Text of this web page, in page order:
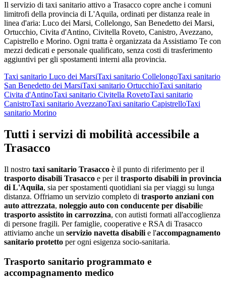
Il servizio di taxi sanitario attivo a Trasacco copre anche i comuni
limitrofi della provincia di L'Aquila, ordinati per distanza reale in
linea d'aria: Luco dei Marsi, Collelongo, San Benedetto dei Marsi,
Ortucchio, Civita d'Antino, Civitella Roveto, Canistro, Avezzano,
Capistrello e Morino. Ogni tratta è organizzata da Assistiamo Te con
mezzi dedicati e personale qualificato, senza costi di trasferimento
aggiuntivi per gli spostamenti interni alla provincia.
Taxi sanitario Luco dei MarsiTaxi sanitario CollelongoTaxi sanitario
San Benedetto dei MarsiTaxi sanitario OrtucchioTaxi sanitario
Civita d'AntinoTaxi sanitario Civitella RovetoTaxi sanitario
CanistroTaxi sanitarioAvezzanoTaxi sanitario CapistrelloTaxi
sanitario Morino
Tutti i servizi di mobilità accessibile a
Trasacco
Il nostro taxi sanitario Trasacco è il punto di riferimento per il
trasporto disabili Trasacco e per il trasporto disabili in provincia
di L'Aquila, sia per spostamenti quotidiani sia per viaggi su lunga
distanza. Offriamo un servizio completo di trasporto anziani con
auto attrezzata, noleggio auto con conducente per disabilie
trasporto assistito in carrozzina, con autisti formati all'accoglienza
di persone fragili. Per famiglie, cooperative e RSA di Trasacco
attiviamo anche un servizio navetta disabili e l'accompagnamento
sanitario protetto per ogni esigenza socio-sanitaria.
Trasporto sanitario programmato e
accompagnamento medico